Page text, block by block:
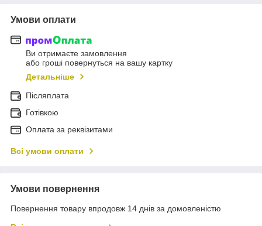
Умови оплати
Ви отримаєте замовлення
або гроші повернуться на вашу картку
Детальніше
Післяплата
Готівкою
Оплата за реквізитами
Всі умови оплати
Умови повернення
Повернення товару впродовж 14 днів за домовленістю